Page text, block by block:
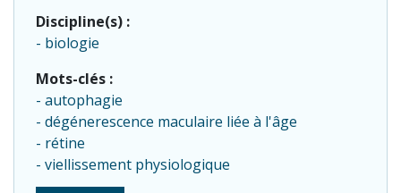
Discipline(s) :
biologie
Mots-clés :
autophagie
dégénerescence maculaire liée à l'âge
rétine
viellissement physiologique